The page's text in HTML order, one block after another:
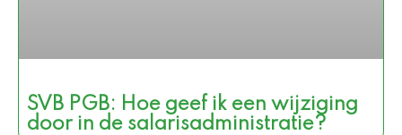
SVB PGB: Hoe geef ik een wijziging
door in de salarisadministratie?